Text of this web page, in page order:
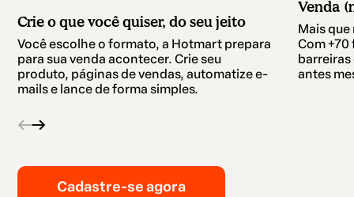
Crie o que você quiser, do seu jeito
Você escolhe o formato, a Hotmart prepara
para sua venda acontecer. Crie seu
produto, páginas de vendas, automatize e-
mails e lance de forma simples.
Venda
Mais
Com
antes
Cadastre-se agora